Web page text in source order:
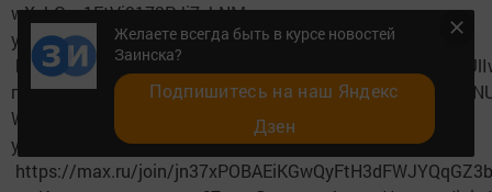
wXybGvx1EtVi9173PJj7zbNM
ул. Октябрьская, д. 1б, г. Заинск
https://max.ru/join/
пр-кт. Победы, д. 1/23, г. Заинск https://max.ru/join/
WqKZEc7-RZxip9YJDIMXx1D7A
ул. Строителей, д. 4, г. Заинск
https://max.ru/join/
Желаете всегда быть в курсе новостей
Заинска?
Подпишитесь на наш Яндекс
Дзен